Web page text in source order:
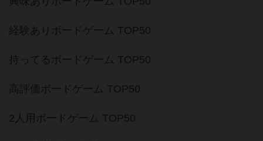
経験ありボードゲーム TOP50
持ってるボードゲーム TOP50
高評価ボードゲーム TOP50
2人用ボードゲーム TOP50